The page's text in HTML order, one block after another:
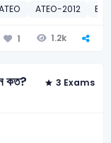
ATEO-2012 BD
1 1.2k
কত? 3 Exams